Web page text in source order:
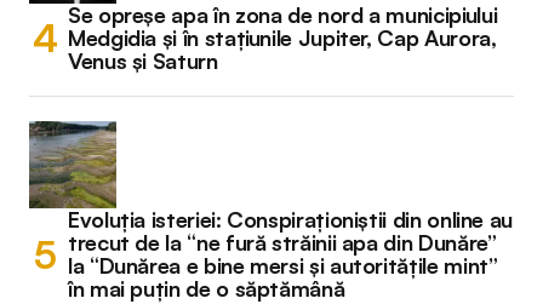
Se opreșe apa în zona de nord a municipiului
Medgidia și în stațiunile Jupiter, Cap Aurora,
Venus și Saturn
Evoluția isteriei: Conspiraționiștii din online au
trecut de la “ne fură străinii apa din Dunăre”
la “Dunărea e bine mersi și autoritățile mint”
în mai puțin de o săptămână